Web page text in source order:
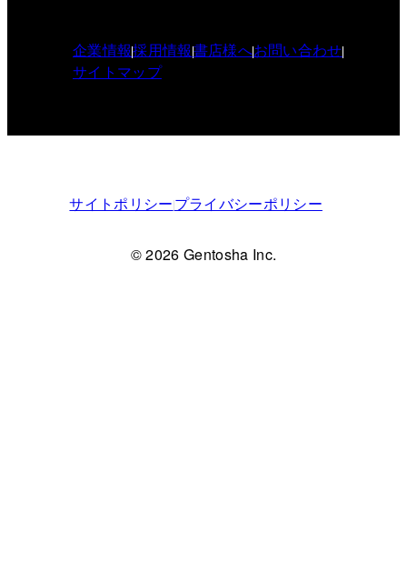
企業情報採用情報書店様へお問い合わせ
サイトマップ
サイトポリシープライバシーポリシー
© 2026 Gentosha Inc.